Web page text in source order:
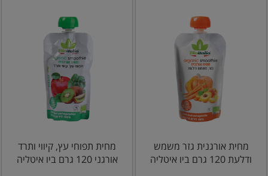
מחית אורגנית גזר משמש
ודלעת 120 גרם ביו איטליה
מחית תפוחי עץ, קיווי ותרד
אורגני 120 גרם ביו איטליה